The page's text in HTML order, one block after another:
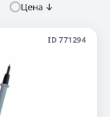
Цена ↓
ID 771294